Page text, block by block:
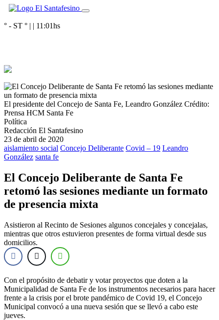
° - ST ° | | 11:01hs
El presidente del Concejo de Santa Fe, Leandro González Crédito:
Prensa HCM Santa Fe
Política
Redacción El Santafesino
23 de abril de 2020
aislamiento social Concejo Deliberante Covid – 19 Leandro
González santa fe
El Concejo Deliberante de Santa Fe
retomó las sesiones mediante un formato
de presencia mixta
Asistieron al Recinto de Sesiones algunos concejales y concejalas,
mientras que otros estuvieron presentes de forma virtual desde sus
domicilios.
Con el propósito de debatir y votar proyectos que doten a la
Municipalidad de Santa Fe de los instrumentos necesarios para hacer
frente a la crisis por el brote pandémico de Covid 19, el Concejo
Municipal convocó a una nueva sesión que se llevó a cabo este
jueves.